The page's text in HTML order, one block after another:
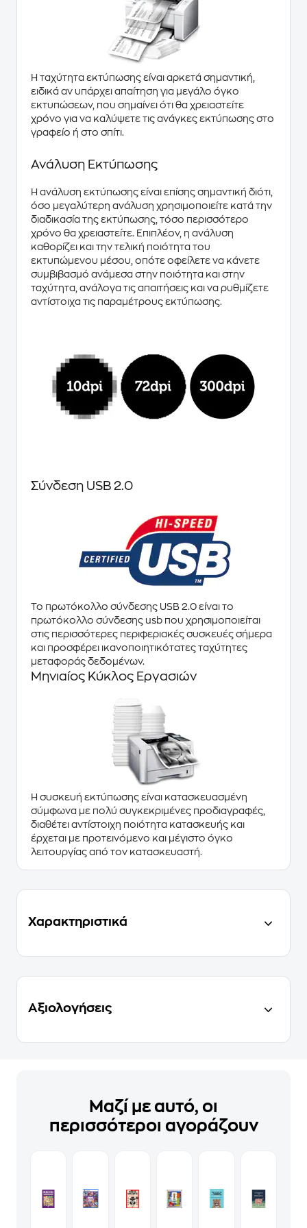
Η ταχύτητα εκτύπωσης είναι αρκετά σημαντική,
ειδικά αν υπάρχει απαίτηση για μεγάλο όγκο
εκτυπώσεων, που σημαίνει ότι θα χρειαστείτε
χρόνο για να καλύψετε τις ανάγκες εκτύπωσης στο
γραφείο ή στο σπίτι.
Ανάλυση Εκτύπωσης
Η ανάλυση εκτύπωσης είναι επίσης σημαντική διότι,
όσο μεγαλύτερη ανάλυση χρησιμοποιείτε κατά την
διαδικασία της εκτύπωσης, τόσο περισσότερο
χρόνο θα χρειαστείτε. Επιπλέον, η ανάλυση
καθορίζει και την τελική ποιότητα του
εκτυπώμενου μέσου, οπότε οφείλετε να κάνετε
συμβιβασμό ανάμεσα στην ποιότητα και στην
ταχύτητα, ανάλογα τις απαιτήσεις και να ρυθμίζετε
αντίστοιχα τις παραμέτρους εκτύπωσης.
Σύνδεση USB 2.0
Το πρωτόκολλο σύνδεσης USB 2.0 είναι το
πρωτόκολλο σύνδεσης usb που χρησιμοποιείται
στις περισσότερες περιφεριακές συσκευές σήμερα
και προσφέρει ικανοποιητικότατες ταχύτητες
μεταφοράς δεδομένων.
Μηνιαίος Κύκλος Εργασιών
Η συσκευή εκτύπωσης είναι κατασκευασμένη
σύμφωνα με πολύ συγκεκριμένες προδιαγραφές,
διαθέτει αντίστοιχη ποιότητα κατασκευής και
έρχεται με προτεινόμενο και μέγιστο όγκο
λειτουργίας από τον κατασκευαστή.
Χαρακτηριστικά
Αξιολογήσεις
Μαζί με αυτό, οι
περισσότεροι αγοράζουν